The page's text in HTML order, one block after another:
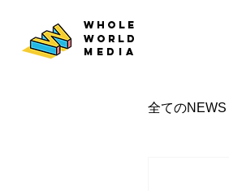
WORLD
MEDIA
WHOLE
全てのNEWS